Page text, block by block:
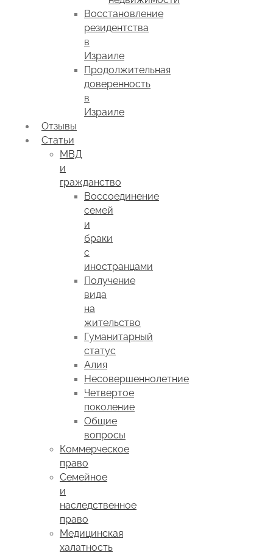
Восстановление
резидентства
в
Израиле
Продолжительная
доверенность
в
Израиле
Отзывы
Статьи
МВД
и
гражданство
Воссоединение
семей
и
браки
с
иностранцами
Получение
вида
на
жительство
Гуманитарный
статус
Алия
Несовершеннолетние
Четвертое
поколение
Общие
вопросы
Коммерческое
право
Семейное
и
наследственное
право
Медицинская
халатность